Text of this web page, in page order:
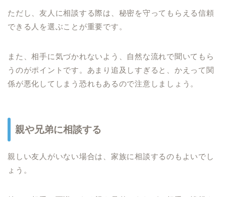
ただし、友人に相談する際は、秘密を守ってもらえる信頼
できる人を選ぶことが重要です。
また、相手に気づかれないよう、自然な流れで聞いてもら
うのがポイントです。あまり追及しすぎると、かえって関
係が悪化してしまう恐れもあるので注意しましょう。
親や兄弟に相談する
親しい友人がいない場合は、家族に相談するのもよいでし
ょう。